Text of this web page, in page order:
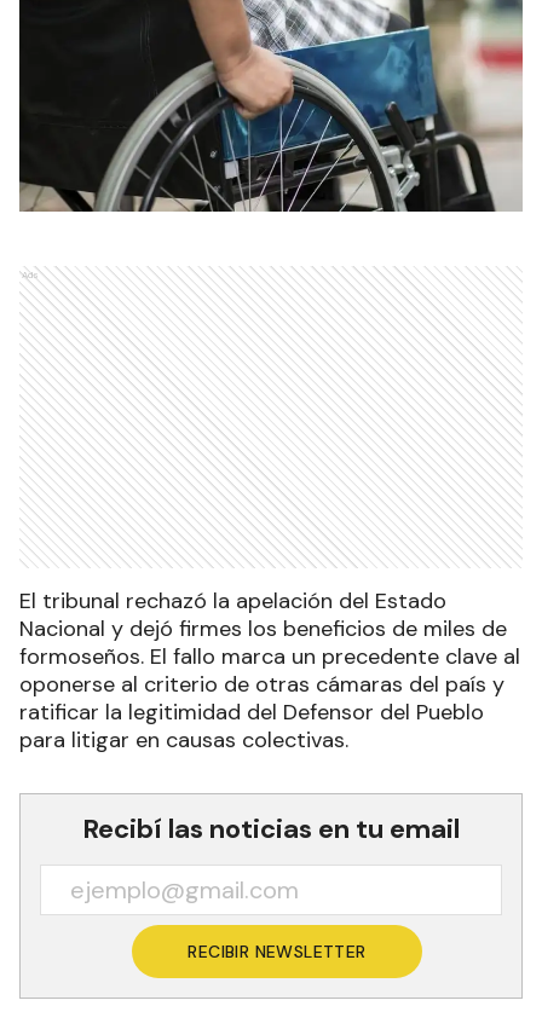
Ads
El tribunal rechazó la apelación del Estado
Nacional y dejó firmes los beneficios de miles de
formoseños. El fallo marca un precedente clave al
oponerse al criterio de otras cámaras del país y
ratificar la legitimidad del Defensor del Pueblo
para litigar en causas colectivas.
Recibí las noticias en tu email
RECIBIR NEWSLETTER